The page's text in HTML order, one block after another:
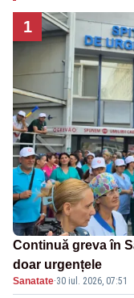
1
Continuă greva în
doar urgențele
Sanatate·30 iul. 2026, 07:51